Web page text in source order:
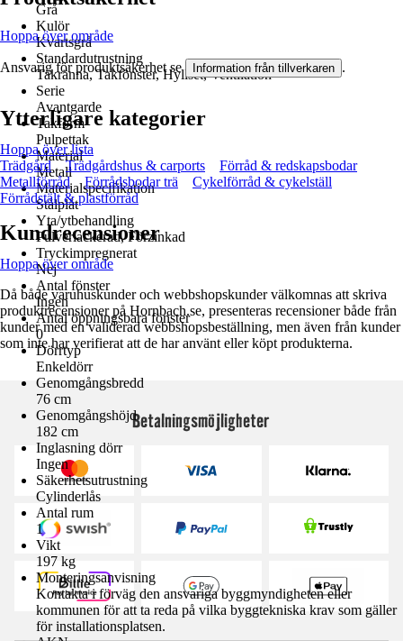
Grå
Kulör
Kvartsgrå
Standardutrustning
Takränna, Takfönster, Hyllset, Ventilation
Serie
Avantgarde
Takform
Pulpettak
Material
Metall
Materialspecifikation
Stålplåt
Yta/ytbehandling
Pulverlackerad, Förzinkad
Tryckimpregnerat
Nej
Antal fönster
Ingen
Antal öppningsbara fönster
0
Dörrtyp
Enkeldörr
Genomgångsbredd
76 cm
Genomgångshöjd
182 cm
Inglasning dörr
Ingen
Säkerhetsutrustning
Cylinderlås
Antal rum
1
Vikt
197 kg
Monteringsanvisning
Kontakta i förväg den ansvariga byggmyndigheten eller
kommunen för att ta reda på vilka byggtekniska krav som gäller
för installationsplatsen.
Hoppa över område
Ansvarig för produktsäkerhet se Information från tillverkaren .
Ytterligare kategorier
Hoppa över lista
Trädgård
Trädgårdshus & carports
Förråd & redskapsbodar
Metallförråd
Förrådsbodar trä
Cykelförråd & cykelställ
Förrådstält & plastförråd
Kundrecensioner
Hoppa över område
Då både varuhuskunder och webbshopskunder välkomnas att skriva
produktrecensioner på Hornbach.se, presenteras recensioner både från
kunder med en validerad webbshopsbeställning, men även från kunder
som inte har verifierat att de har använt eller köpt produkterna.
Betalningsmöjligheter